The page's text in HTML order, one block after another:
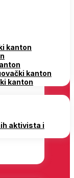
kanton
kanton
kanton
aktivista i